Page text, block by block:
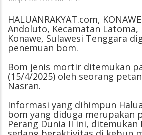
HALUANRAKYAT.com,
Andoluto, Kecamatan Latoma,
Konawe, Sulawesi Tenggara
penemuan bom.
Bom jenis mortir ditemukan
(15/4/2025) oleh seorang
Nasran.
Informasi yang dihimpun
bom yang diduga merupakan
Perang Dunia II ini, ditemukan